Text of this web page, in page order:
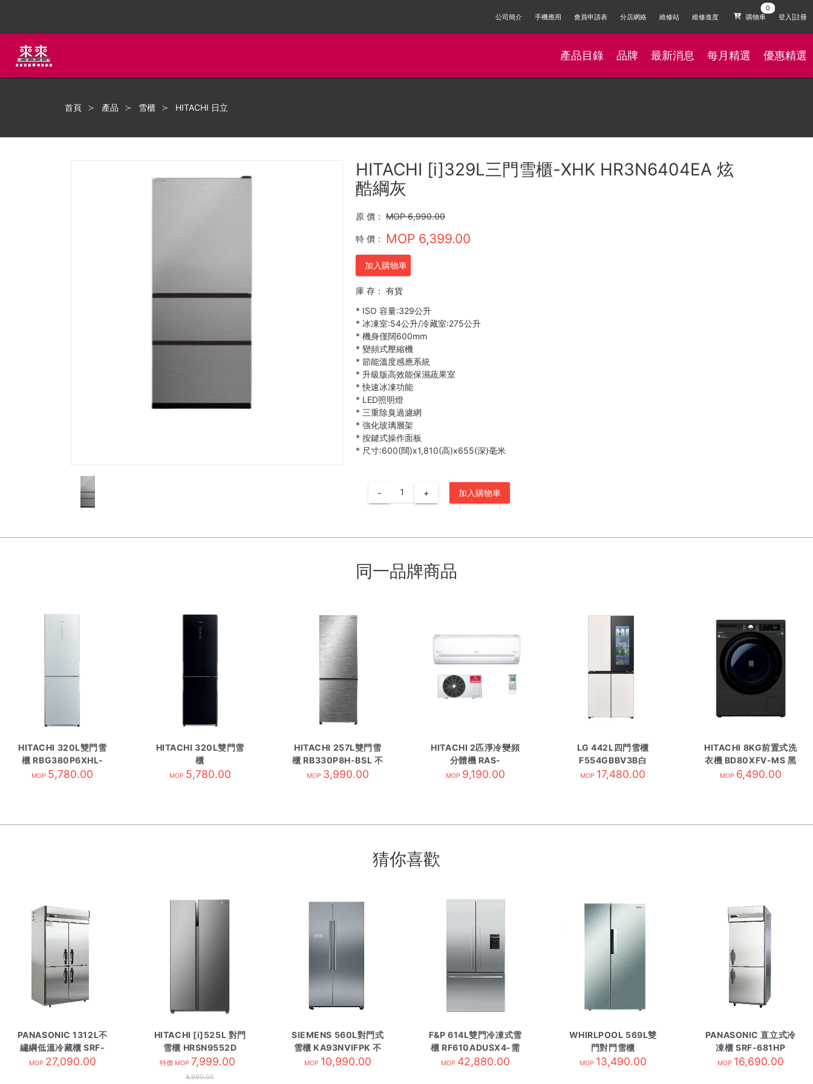
公司簡介 手機應用 會員申請表 分店網絡 維修站 維修進度 購物車 登入|註冊
產品目錄 品牌 最新消息 每月精選 優惠精選
首頁 產品 雪櫃 HITACHI 日立
HITACHI [i]329L三門雪櫃-XHK HR3N6404EA 炫
酷綱灰
原 價： MOP 6,990.00
特 價： MOP 6,399.00
加入購物車
庫 存：
有貨
* ISO 容量:329公升
* 冰凍室:54公升/冷藏室:275公升
* 機身僅闊600mm
* 變頻式壓縮機
* 節能溫度感應系統
* 升級版高效能保濕蔬果室
* 快速冰凍功能
* LED照明燈
* 三重除臭過濾網
* 強化玻璃層架
* 按鍵式操作面板
* 尺寸:600(闊)x1,810(高)x655(深)毫米
- + 加入購物車
同一品牌商品
HITACHI 320L雙門雪
櫃 RBG380P6XHL-
GS銀玻璃
MOP 5,780.00
HITACHI 320L雙門雪
櫃
RBG380P6XHLGBK
MOP 5,780.00
HITACHI 257L雙門雪
櫃 RB330P8H-BSL 不
繡綱
MOP 3,990.00
HITACHI 2匹淨冷變頻
分體機 RAS-
DX18CWK 內-R32
MOP 9,190.00
LG 442L四門雪櫃
F554GBBV3B白
MOP 17,480.00
HITACHI 8KG前置式洗
衣機 BD80XFV-MS 黑
MOP 6,490.00
猜你喜歡
PANASONIC 1312L不
繡綱低溫冷藏櫃 SRF-
1581HPE
MOP 27,090.00
HITACHI [i]525L 對門
雪櫃 HRSN9552D
特價 MOP 7,999.00
8,990.00
SIEMENS 560L對門式
雪櫃 KA93NVIFPK 不
繡綱色
MOP 10,990.00
F&P 614L雙門冷凍式雪
櫃 RF610ADUSX4-需
訂貨
MOP 42,880.00
WHIRLPOOL 569L雙
門對門雪櫃
WF2X620NT1
MOP 13,490.00
PANASONIC 直立式冷
凍櫃 SRF-681HP
MOP 16,690.00